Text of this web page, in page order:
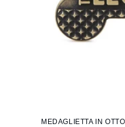
MEDAGLIETTA IN